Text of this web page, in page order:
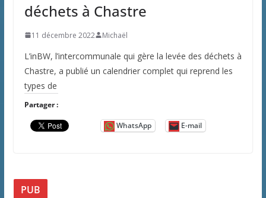
déchets à Chastre
11 décembre 2022 Michaël
L’inBW, l’intercommunale qui gère la levée des déchets à
Chastre, a publié un calendrier complet qui reprend les
types de
Partager :
WhatsApp E-mail
PUB